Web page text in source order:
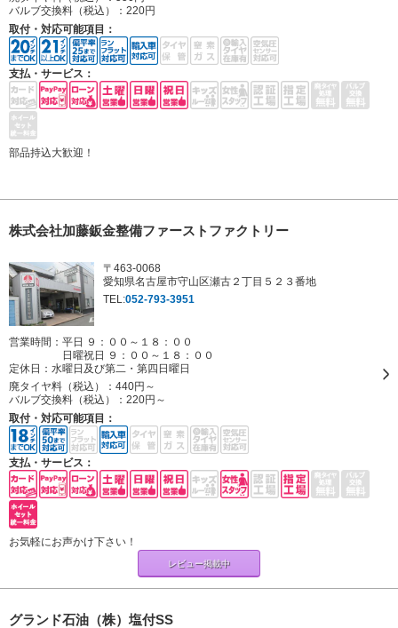
バルブ交換料（税込）： 220円
取付・対応可能項目：
支払・サービス：
部品持込大歓迎！
株式会社加藤鈑金整備ファーストファクトリー
〒463-0068
愛知県名古屋市守山区瀬古２丁目５２３番地
TEL:052-793-3951
営業時間：平日 ９：００～１８：００
日曜祝日 ９：００～１８：００
定休日： 水曜日及び第二・第四日曜日
廃タイヤ料（税込）： 440円～
バルブ交換料（税込）： 220円～
取付・対応可能項目：
支払・サービス：
お気軽にお声かけ下さい！
レビュー掲載中
グランド石油（株）塩付SS